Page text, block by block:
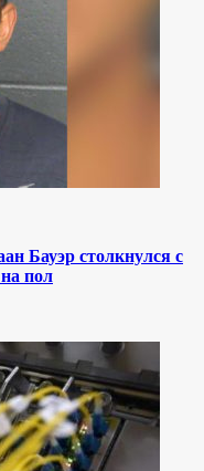
Бауэр столкнулся с
пол